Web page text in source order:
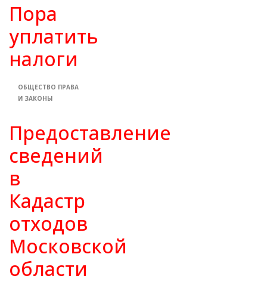
Пора
уплатить
налоги
ОБЩЕСТВО ПРАВА
И ЗАКОНЫ
Предоставление
сведений
в
Кадастр
отходов
Московской
области